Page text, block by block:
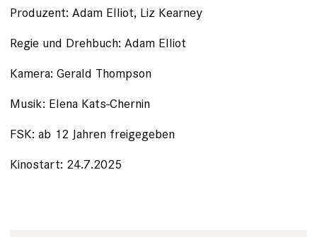
Produzent: Adam Elliot, Liz Kearney
Regie und Drehbuch: Adam Elliot
Kamera: Gerald Thompson
Musik: Elena Kats-Chernin
FSK: ab 12 Jahren freigegeben
Kinostart: 24.7.2025